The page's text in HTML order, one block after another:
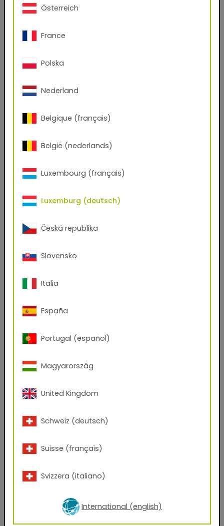
Vorname
Nachname
Telefon
Postleitzahl
Firmenname
Funktion
AxF
PBR Textures
Seamless Thumbnails
Unreal Engine
Ich habe die
Datenschutzbestimmungen
Kenntnis genommen und stimme ihnen
Ich habe die
gelesen und akzeptiere sie
Angabe meiner Daten und Klick auf den „Jetzt
Verwendung meiner Daten zum Versand eines
Newsletters oder zur geschäftlichen Kontaktaufnahme
gemäß den Bestimmungen der Datenschutzerklärung
Österreich
France
Polska
Nederland
Belgique (français)
België (nederlands)
Luxembourg (français)
Luxemburg (deutsch)
Česká republika
Slovensko
Italia
España
Portugal (español)
Magyarország
United Kingdom
Schweiz (deutsch)
Suisse (français)
Svizzera (italiano)
International (english)